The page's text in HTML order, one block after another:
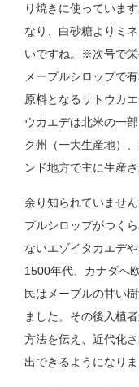
り焼きに使っていま
なり、白砂糖よりミ
いですね。※次号で
メープルシロップで
原料となるサトウカ
ウカエデは北米の一
ク州（一大生産地）
ンド地方で主に生産さ
余り知られていませ
プルシロップがつく
ないエゾイタカエデ
1500年代、カナダへ
民はメープルの甘い
ました。その後入植
方法を伝え、近代化
出できるようになりま